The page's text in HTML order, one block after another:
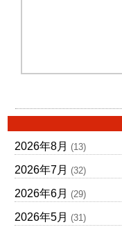
2026年8月 (13)
2026年7月 (32)
2026年6月 (29)
2026年5月 (31)